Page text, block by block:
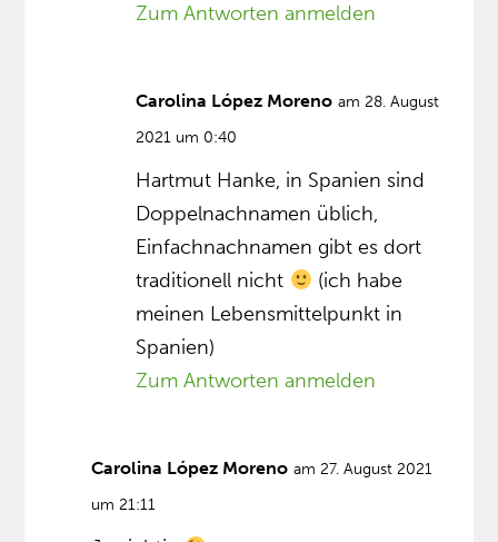
Zum Antworten anmelden
Carolina López Moreno am 28. August
2021 um 0:40
Hartmut Hanke, in Spanien sind
Doppelnachnamen üblich,
Einfachnachnamen gibt es dort
traditionell nicht
(ich habe
meinen Lebensmittelpunkt in
Spanien)
Zum Antworten anmelden
Carolina López Moreno am 27. August 2021
um 21:11